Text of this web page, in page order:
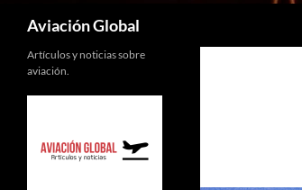
Aviación Global
Artículos y noticias sobre
aviación.